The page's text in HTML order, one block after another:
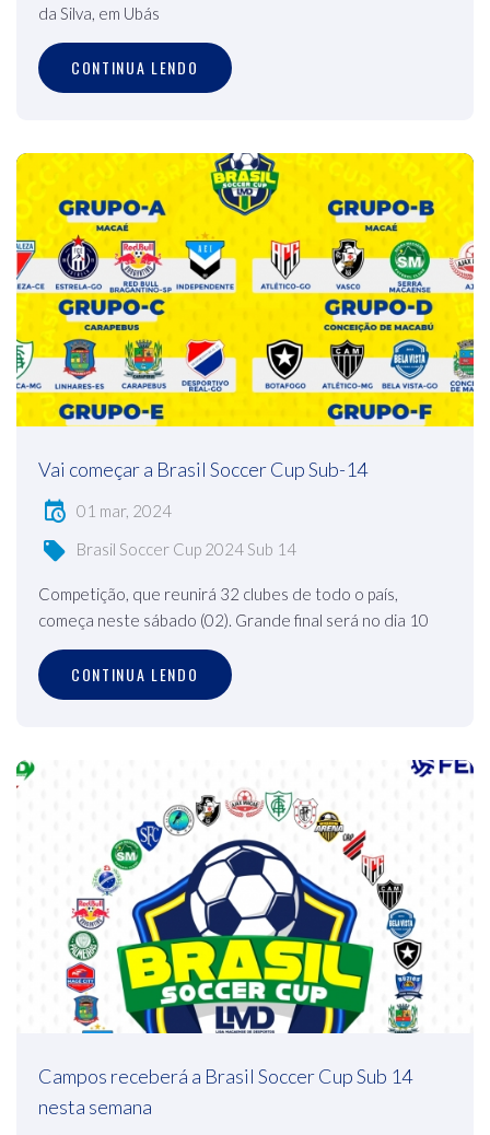
da Silva, em Ubás
CONTINUA LENDO
Vai começar a Brasil Soccer Cup Sub-14
01 mar, 2024
Brasil Soccer Cup 2024 Sub 14
Competição, que reunirá 32 clubes de todo o país,
começa neste sábado (02). Grande final será no dia 10
CONTINUA LENDO
Campos receberá a Brasil Soccer Cup Sub 14
nesta semana